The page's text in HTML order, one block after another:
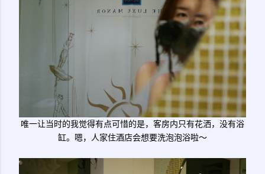
唯一让当时的我觉得有点可惜的是，客房内只有花洒，没有浴
缸。嗯，人家住酒店会想要洗泡泡浴啦～